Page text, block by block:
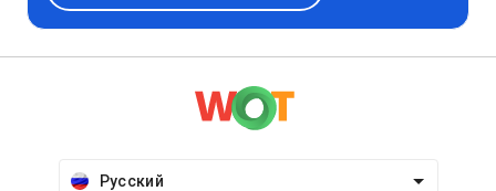
Русский